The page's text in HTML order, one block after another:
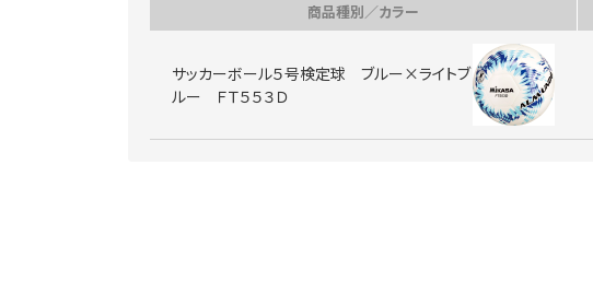
商品種別／カラー
サッカーボール５号検定球 ブルー×ライトブ
ルー ＦＴ５５３Ｄ